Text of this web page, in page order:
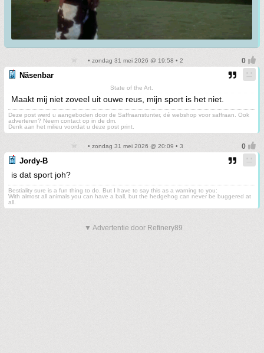
• zondag 31 mei 2026 @ 19:58 • 2
Näsenbar
State of the Art.
Maakt mij niet zoveel uit ouwe reus, mijn sport is het niet.
Deze post werd u aangeboden door de Saffraanstunter, dé webshop voor saffraan. Ook
adverteren? Neem contact op in de dm.
Denk aan het milieu voordat u deze post print.
• zondag 31 mei 2026 @ 20:09 • 3
Jordy-B
is dat sport joh?
Bestiality sure is a fun thing to do. But I have to say this as a warning to you:
With almost all animals you can have a ball, but the hedgehog can never be buggered at
all.
▼ Advertentie door Refinery89